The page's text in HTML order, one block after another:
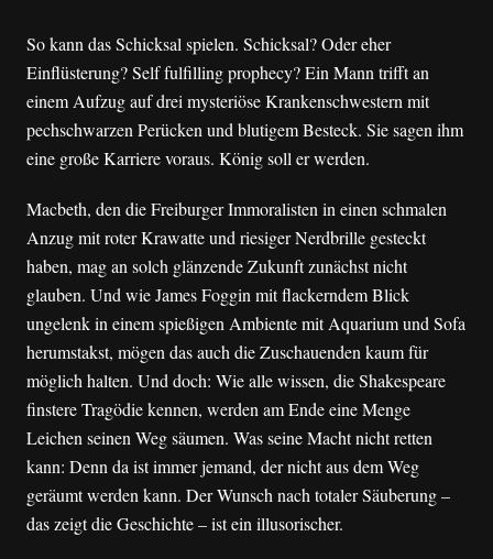
So kann das Schicksal spielen. Schicksal? Oder eher
Einflüsterung? Self fulfilling prophecy?Ein Mann trifft an
einem Aufzug auf drei mysteriöse Krankenschwestern mit
pechschwarzen Perücken und blutigem Besteck. Sie sagen ihm
eine große Karriere voraus. König soll er werden.
Macbeth, den die Freiburger Immoralisten in einen schmalen
Anzug mit roter Krawatte und riesiger Nerdbrille gesteckt
haben, mag an solch glänzende Zukunft zunächst nicht
glauben. Und wie James Foggin mit flackerndem Blick
ungelenk in einem spießigen Ambiente mit Aquarium und Sofa
herumstakst, mögen das auch die Zuschauenden kaum für
möglich halten. Und doch: Wie alle wissen, die Shakespeare
finstere Tragödie kennen, werden am Ende eine Menge
Leichen seinen Weg säumen. Was seine Macht nicht retten
kann: Denn da ist immer jemand, der nicht aus dem Weg
geräumt werden kann. Der Wunsch nach totaler Säuberung –
das zeigt die Geschichte – ist ein illusorischer.